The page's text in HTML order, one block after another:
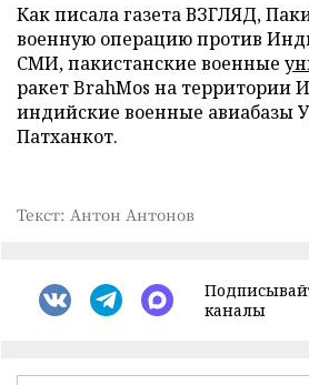
Как писала газета ВЗГЛЯД,
военную операцию против
СМИ, пакистанские военные
ракет BrahMos на территории
индийские военные авиабазы
Патханкот.
Текст: Антон Антонов
каналы